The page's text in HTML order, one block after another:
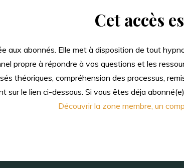
Cet accès
aux abonnés. Elle met à disposition de tout
propre à répondre à vos questions et les
théoriques, compréhension des processus,
sur le lien ci-dessous. Si vous êtes déja
Découvrir la zone membre, un